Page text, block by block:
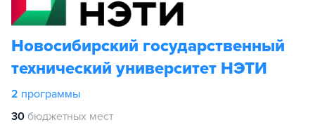
Новосибирский государственный
технический университет НЭТИ
2 программы
30 бюджетных мест